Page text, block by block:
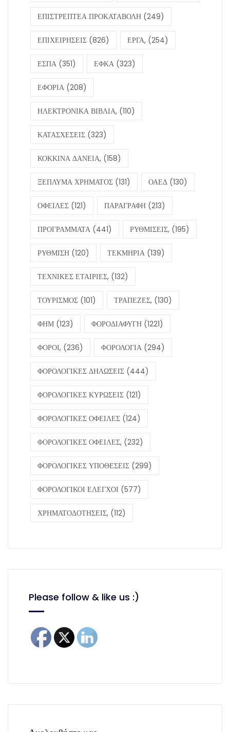
ΕΠΙΣΤΡΕΠΤΕΑ ΠΡΟΚΑΤΑΒΟΛΗ (249)
ΕΠΙΧΕΙΡΗΣΕΙΣ (826) ΕΡΓΑ, (254)
ΕΣΠΑ (351) ΕΦΚΑ (323)
ΕΦΟΡΙΑ (208)
ΗΛΕΚΤΡΟΝΙΚΑ ΒΙΒΛΙΑ, (110)
ΚΑΤΑΣΧΕΣΕΙΣ (323)
ΚΟΚΚΙΝΑ ΔΑΝΕΙΑ, (158)
ΞΕΠΛΥΜΑ ΧΡΗΜΑΤΟΣ (131) ΟΑΕΔ (130)
ΟΦΕΙΛΕΣ (121) ΠΑΡΑΓΡΑΦΗ (213)
ΠΡΟΓΡΑΜΜΑΤΑ (441) ΡΥΘΜΙΣΕΙΣ, (195)
ΡΥΘΜΙΣΗ (120) ΤΕΚΜΗΡΙΑ (139)
ΤΕΧΝΙΚΕΣ ΕΤΑΙΡΙΕΣ, (132)
ΤΟΥΡΙΣΜΟΣ (101) ΤΡΑΠΕΖΕΣ, (130)
ΦΗΜ (123) ΦΟΡΟΔΙΑΦΥΓΗ (1221)
ΦΟΡΟΙ, (236) ΦΟΡΟΛΟΓΙΑ (294)
ΦΟΡΟΛΟΓΙΚΕΣ ΔΗΛΩΣΕΙΣ (444)
ΦΟΡΟΛΟΓΙΚΕΣ ΚΥΡΩΣΕΙΣ (121)
ΦΟΡΟΛΟΓΙΚΕΣ ΟΦΕΙΛΕΣ (124)
ΦΟΡΟΛΟΓΙΚΕΣ ΟΦΕΙΛΕΣ, (232)
ΦΟΡΟΛΟΓΙΚΕΣ ΥΠΟΘΕΣΕΙΣ (299)
ΦΟΡΟΛΟΓΙΚΟΙ ΕΛΕΓΧΟΙ (577)
ΧΡΗΜΑΤΟΔΟΤΗΣΕΙΣ, (112)
Please follow & like us :)